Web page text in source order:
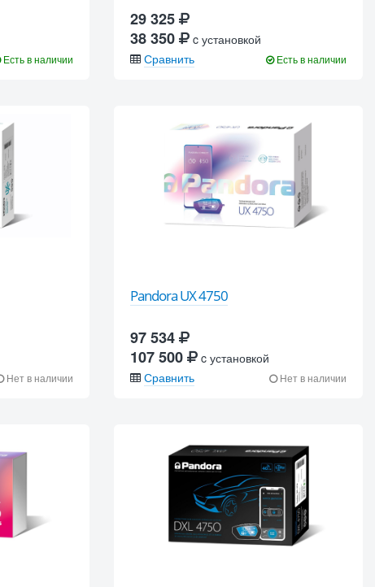
Есть в наличии
29 325
38 350
c установкой
Сравнить
Есть в наличии
Нет в наличии
Pandora UX 4750
97 534
107 500
c установкой
Сравнить
Нет в наличии